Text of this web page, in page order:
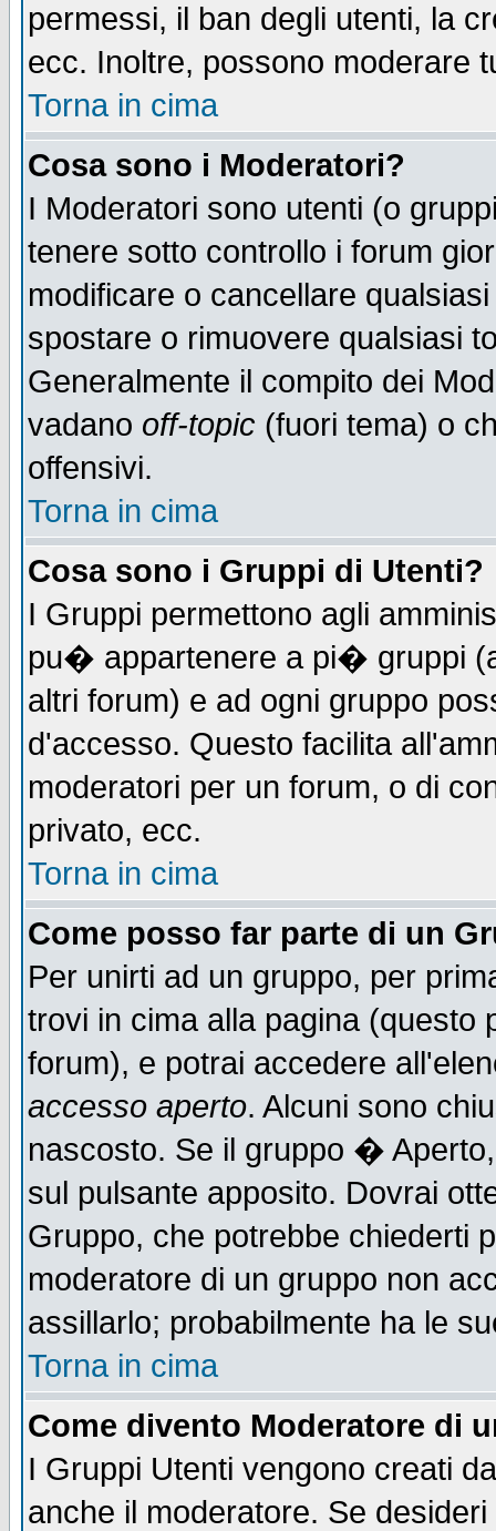
permessi, il ban degli utenti, la
ecc. Inoltre, possono moderare
Torna in cima
Cosa sono i Moderatori?
I Moderatori sono utenti (o
tenere sotto controllo i forum
modificare o cancellare
spostare o rimuovere qualsiasi
Generalmente il compito dei
vadano off-topic (fuori tema) o
offensivi.
Torna in cima
Cosa sono i Gruppi di Utenti?
I Gruppi permettono agli
pu� appartenere a pi� gruppi
altri forum) e ad ogni gruppo
d'accesso. Questo facilita
moderatori per un forum, o di
privato, ecc.
Torna in cima
Come posso far parte di un
Per unirti ad un gruppo, per
trovi in cima alla pagina
forum), e potrai accedere
accesso aperto. Alcuni sono
nascosto. Se il gruppo �
sul pulsante apposito. Dovrai
Gruppo, che potrebbe chiederti
moderatore di un gruppo non
assillarlo; probabilmente ha le
Torna in cima
Come divento Moderatore di
I Gruppi Utenti vengono creati
anche il moderatore. Se